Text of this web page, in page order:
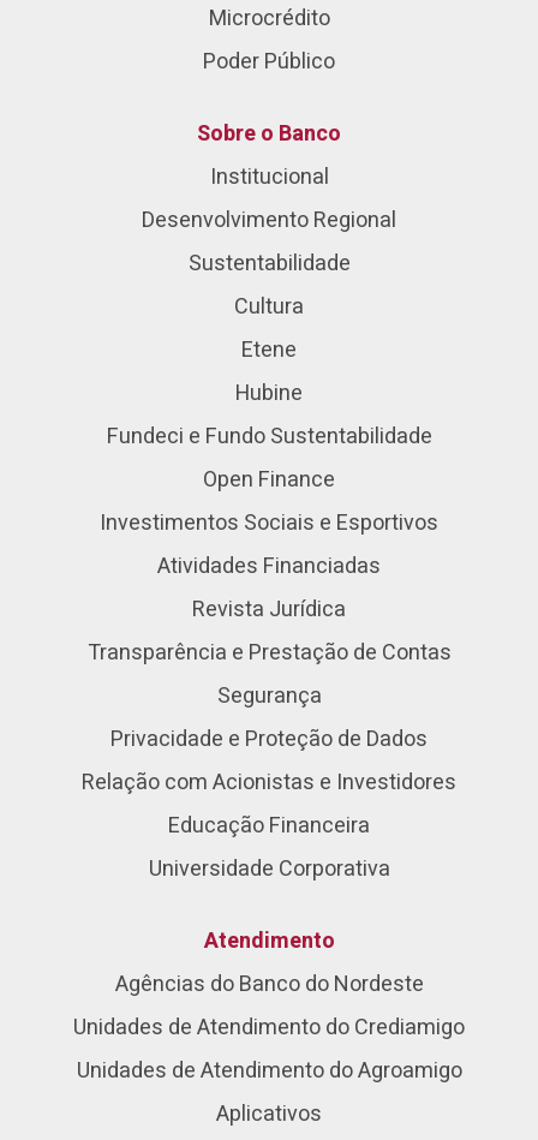
Microcrédito
Poder Público
Sobre o Banco
Institucional
Desenvolvimento Regional
Sustentabilidade
Cultura
Etene
Hubine
Fundeci e Fundo Sustentabilidade
Open Finance
Investimentos Sociais e Esportivos
Atividades Financiadas
Revista Jurídica
Transparência e Prestação de Contas
Segurança
Privacidade e Proteção de Dados
Relação com Acionistas e Investidores
Educação Financeira
Universidade Corporativa
Atendimento
Agências do Banco do Nordeste
Unidades de Atendimento do Crediamigo
Unidades de Atendimento do Agroamigo
Aplicativos